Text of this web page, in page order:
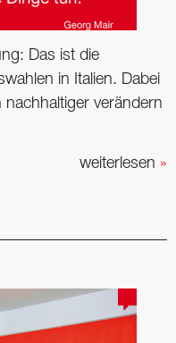
Das ist die
in Italien. Dabei
verändern
weiterlesen »